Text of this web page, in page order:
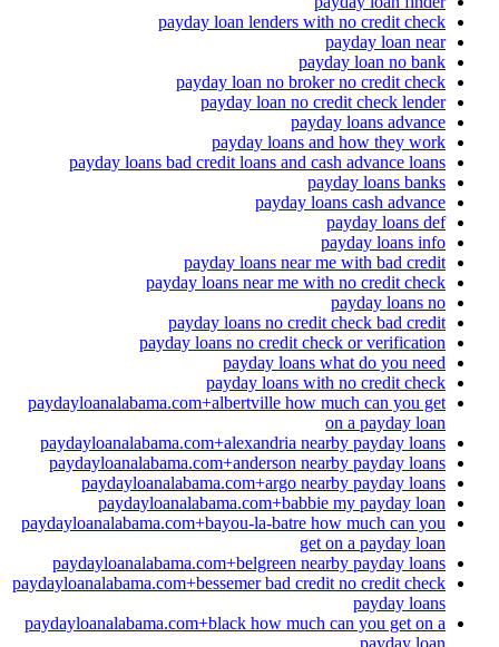
payday loan lenders with no credit check
payday loan near
payday loan no bank
payday loan no broker no credit check
payday loan no credit check lender
payday loans advance
payday loans and how they work
payday loans bad credit loans and cash advance loans
payday loans banks
payday loans cash advance
payday loans def
payday loans info
payday loans near me with bad credit
payday loans near me with no credit check
payday loans no
payday loans no credit check bad credit
payday loans no credit check or verification
payday loans what do you need
payday loans with no credit check
paydayloanalabama.com+albertville how much can you get
on a payday loan
paydayloanalabama.com+alexandria nearby payday loans
paydayloanalabama.com+anderson nearby payday loans
paydayloanalabama.com+argo nearby payday loans
paydayloanalabama.com+babbie my payday loan
paydayloanalabama.com+bayou-la-batre how much can you
get on a payday loan
paydayloanalabama.com+belgreen nearby payday loans
paydayloanalabama.com+bessemer bad credit no credit check
payday loans
paydayloanalabama.com+black how much can you get on a